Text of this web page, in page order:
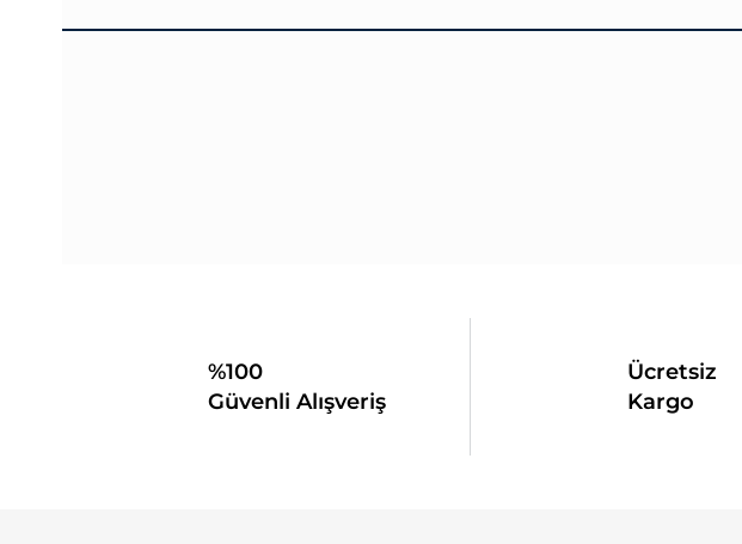
%100
Güvenli Alışveriş
Ücretsiz
Kargo